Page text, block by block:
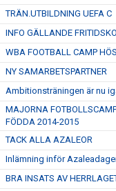
TRÄN.UTBILDNING UEFA C
INFO GÄLLANDE
WBA FOOTBALL CAMP
NY SAMARBETSPARTNER
Ambitionsträningen är nu
MAJORNA
FÖDDA 2014-2015
TACK ALLA AZALEOR
Inlämning inför
BRA INSATS AV